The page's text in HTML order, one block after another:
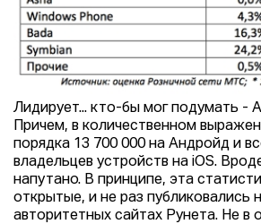
Лидирует... кто-бы мог подумать -
Причем, в количественном
порядка 13 700 000 на Андройд и
владельцев устройств на iOS.
напутано. В принципе, эта
открытые, и не раз публиковались
авторитетных сайтах Рунета. Не в